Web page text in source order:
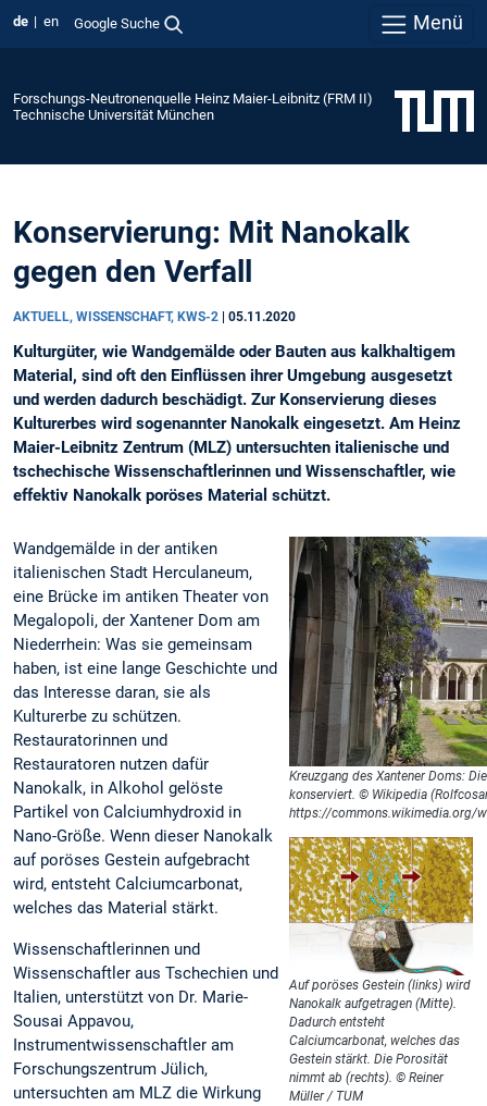
de en Google Suche Menü
Forschungs-Neutronenquelle Heinz Maier-Leibnitz (FRM II)
Technische Universität München
Konservierung: Mit Nanokalk
gegen den Verfall
AKTUELL, WISSENSCHAFT, KWS-2 05.11.2020
Kulturgüter, wie Wandgemälde oder Bauten aus kalkhaltigem
Material, sind oft den Einflüssen ihrer Umgebung ausgesetzt
und werden dadurch beschädigt. Zur Konservierung dieses
Kulturerbes wird sogenannter Nanokalk eingesetzt. Am Heinz
Maier-Leibnitz Zentrum (MLZ) untersuchten italienische und
tschechische Wissenschaftlerinnen und Wissenschaftler, wie
effektiv Nanokalk poröses Material schützt.
Kreuzgang des Xantener Doms:
konserviert. © Wikipedia
https://commons.wikimedia.org/
Auf poröses Gestein (links) wird
Nanokalk aufgetragen (Mitte).
Dadurch entsteht
Calciumcarbonat, welches das
Gestein stärkt. Die Porosität
nimmt ab (rechts). © Reiner
Müller / TUM
Wandgemälde in der antiken
italienischen Stadt Herculaneum,
eine Brücke im antiken Theater von
Megalopoli, der Xantener Dom am
Niederrhein: Was sie gemeinsam
haben, ist eine lange Geschichte und
das Interesse daran, sie als
Kulturerbe zu schützen.
Restauratorinnen und
Restauratoren nutzen dafür
Nanokalk, in Alkohol gelöste
Partikel von Calciumhydroxid in
Nano-Größe. Wenn dieser Nanokalk
auf poröses Gestein aufgebracht
wird, entsteht Calciumcarbonat,
welches das Material stärkt.
Wissenschaftlerinnen und
Wissenschaftler aus Tschechien und
Italien, unterstützt von Dr. Marie-
Sousai Appavou,
Instrumentwissenschaftler am
Forschungszentrum Jülich,
untersuchten am MLZ die Wirkung